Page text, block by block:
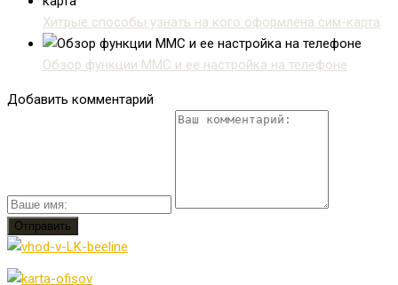
Хитрые способы узнать на кого оформлена сим-карта
Обзор функции ММС и ее настройка на телефоне
Добавить комментарий